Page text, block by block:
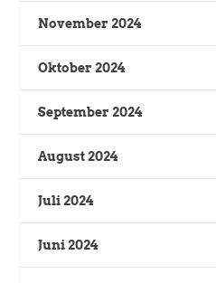
November 2024
Oktober 2024
September 2024
August 2024
Juli 2024
Juni 2024